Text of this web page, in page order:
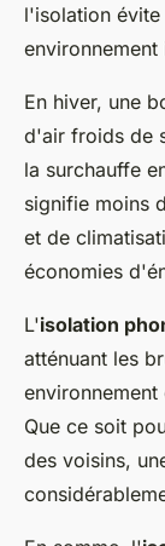
l'isolation
En hiver, une
d'air froids de
la surchauffe
signifie moins
et de
économies
L'isolation
atténuant les
Que ce soit
des voisins,